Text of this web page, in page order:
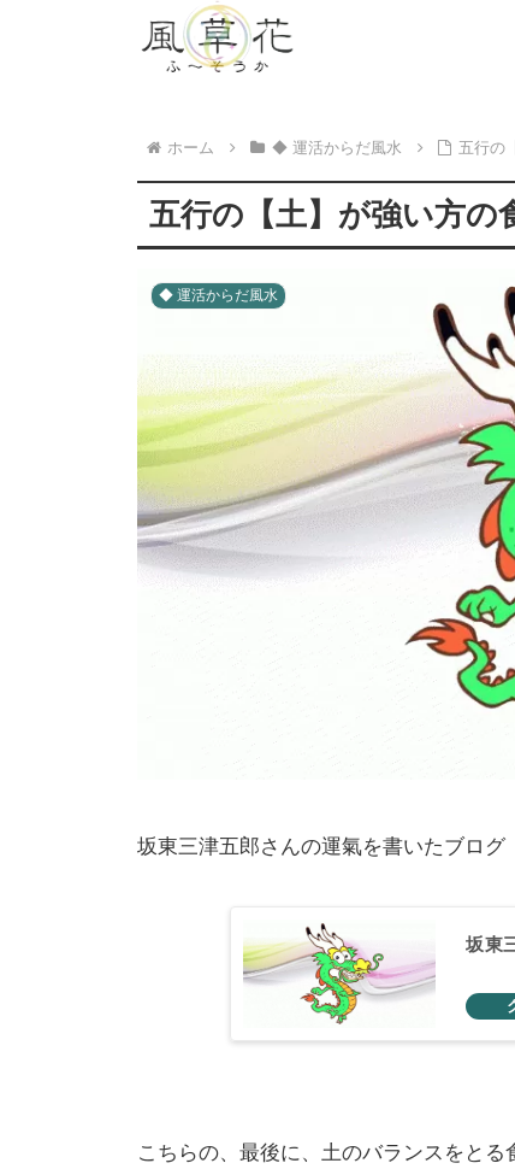
ホーム ◆ 運活からだ風水 五行の
五行の【土】が強い方の
◆ 運活からだ風水
坂東三津五郎さんの運氣を書いたブログ
坂東
こちらの、最後に、土のバランスをとる